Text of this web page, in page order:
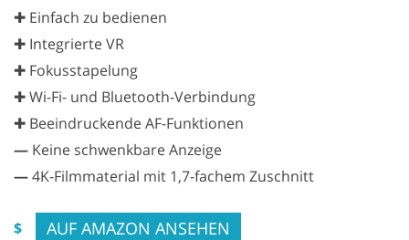
✚ Einfach zu bedienen
✚ Integrierte VR
✚ Fokusstapelung
✚ Wi-Fi- und Bluetooth-Verbindung
✚ Beeindruckende AF-Funktionen
— Keine schwenkbare Anzeige
—4K-Filmmaterial mit 1,7-fachem Zuschnitt
$ AUF AMAZON ANSEHEN